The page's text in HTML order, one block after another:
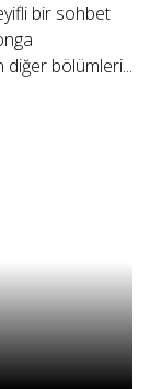
bir sohbet
bölümleri...